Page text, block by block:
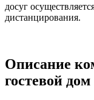
досуг
дистанцирования.
Описание
гостевой дом